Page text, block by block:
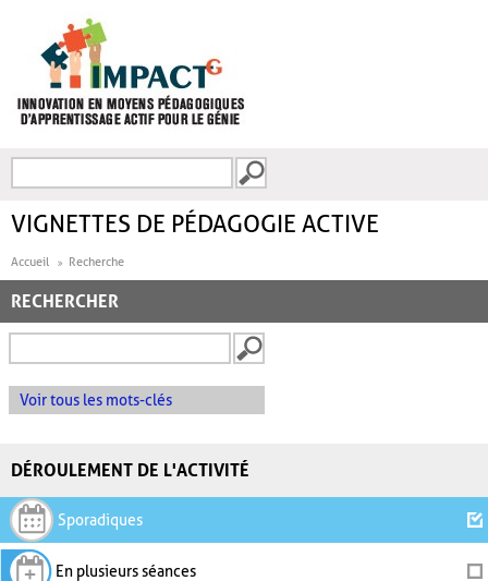
FORMULAIRE DE
VIGNETTES DE PÉDAGOGIE ACTIVE
Accueil Recherche
RECHERCHER
Voir tous les mots-clés
DÉROULEMENT DE L'ACTIVITÉ
Sporadiques
En plusieurs séances